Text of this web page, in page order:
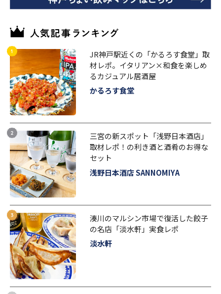
JR神戸駅近くの「かるろす食堂」取
材レポ。イタリアン×和食を楽しめ
るカジュアル居酒屋
かるろす食堂
三宮の新スポット「浅野日本酒店」
取材レポ！の利き酒と酒肴のお得な
セット
浅野日本酒店 SANNOMIYA
湊川のマルシン市場で復活した餃子
の名店「淡水軒」実食レポ
淡水軒